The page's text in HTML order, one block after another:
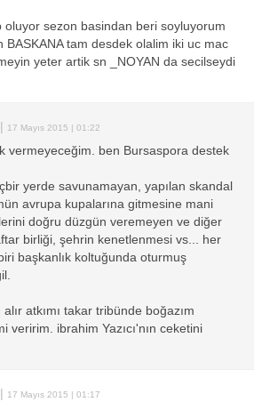
oluyor sezon basindan beri soyluyorum
BASKANA tam desdek olalim iki uc mac
yeter artik sn _NOYAN da secilseydi
17 Mayıs 2015 | 01:22
vermeyeceğim. ben Bursaspora destek
yerde savunamayan, yapılan skandal
avrupa kupalarına gitmesine mani
doğru düzgün veremeyen ve diğer
birliği, şehrin kenetlenmesi vs... her
başkanlık koltuğunda oturmuş
atkımı takar tribünde boğazım
veririm. ibrahim Yazıcı'nın ceketini
17 Mayıs 2015 | 01:17